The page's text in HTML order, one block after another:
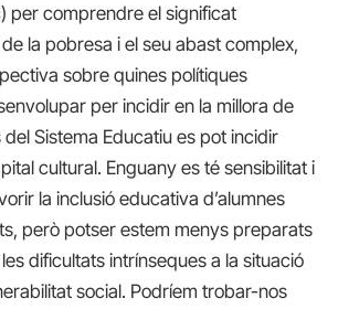
per comprendre el significat
la pobresa i el seu abast complex,
sobre quines polítiques
per incidir en la millora de
del Sistema Educatiu es pot incidir
cultural. Enguany es té sensibilitat i
la inclusió educativa d’alumnes
però potser estem menys preparats
dificultats intrínseques a la situació
social. Podríem trobar-nos